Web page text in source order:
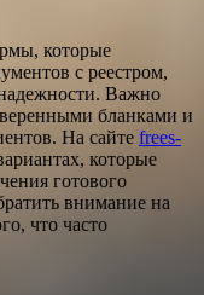
которые
с реестром,
Важно
бланками и
На сайте frees-
которые
готового
внимание на
что часто